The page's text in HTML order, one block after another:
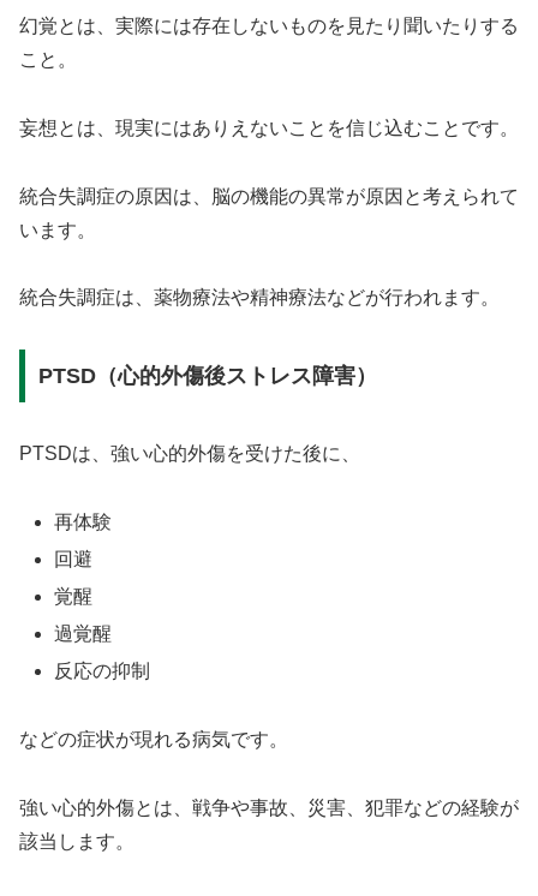
幻覚とは、実際には存在しないものを見たり聞いたりする
こと。
妄想とは、現実にはありえないことを信じ込むことです。
統合失調症の原因は、脳の機能の異常が原因と考えられて
います。
統合失調症は、薬物療法や精神療法などが行われます。
PTSD（心的外傷後ストレス障害）
PTSDは、強い心的外傷を受けた後に、
再体験
回避
覚醒
過覚醒
反応の抑制
などの症状が現れる病気です。
強い心的外傷とは、戦争や事故、災害、犯罪などの経験が
該当します。